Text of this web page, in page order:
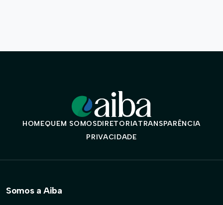
HOMEQUEM SOMOSDIRETORIATRANSPARÊNCIA
PRIVACIDADE
Somos a Aiba